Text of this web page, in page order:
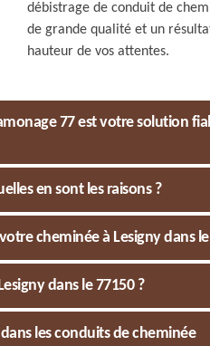
débistrage de conduit de
de grande qualité et un
hauteur de vos attentes.
77 est votre solution
en sont les raisons ?
cheminée à Lesigny dans
dans le 77150 ?
les conduits de cheminée